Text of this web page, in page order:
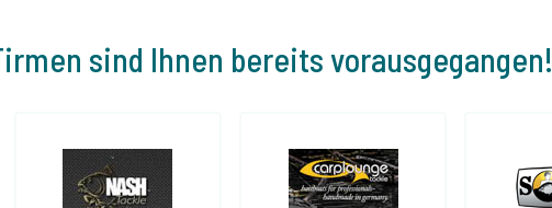
sind Ihnen bereits vorausgegangen!